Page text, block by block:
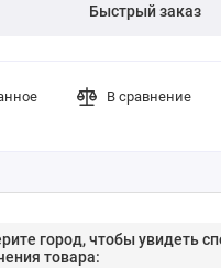
Быстрый заказ
В сравнение
город, чтобы увидеть
товара: